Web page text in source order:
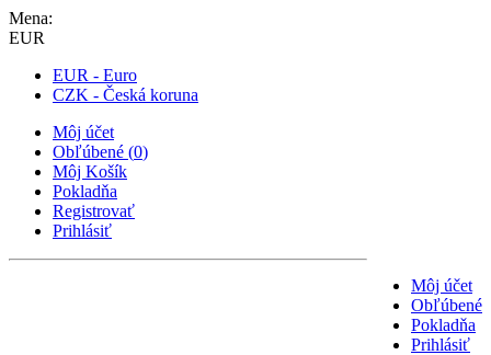
Mena:
EUR
EUR - Euro
CZK - Česká koruna
Môj účet
Obľúbené (0)
Môj Košík
Pokladňa
Registrovať
Prihlásiť
Môj účet
Obľúbené
Pokladňa
Prihlásiť